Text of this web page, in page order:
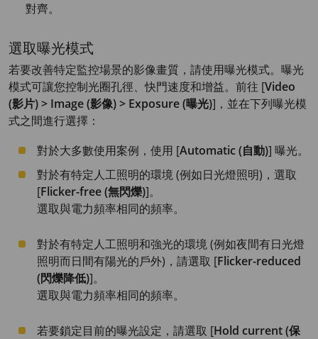
對齊。
選取曝光模式
若要改善特定監控場景的影像畫質，請使用曝光模式。曝光
模式可讓您控制光圈孔徑、快門速度和增益。前往 [Video
(影片) > Image (影像) > Exposure (曝光)]，並在下列曝光模
式之間進行選擇：
對於大多數使用案例，使用 [Automatic (自動)] 曝光。
對於有特定人工照明的環境 (例如日光燈照明)，選取
[Flicker-free (無閃爍)]。
選取與電力頻率相同的頻率。
對於有特定人工照明和強光的環境 (例如夜間有日光燈
照明而日間有陽光的戶外)，請選取 [Flicker-reduced
(閃爍降低)]。
選取與電力頻率相同的頻率。
若要鎖定目前的曝光設定，請選取 [Hold current (保